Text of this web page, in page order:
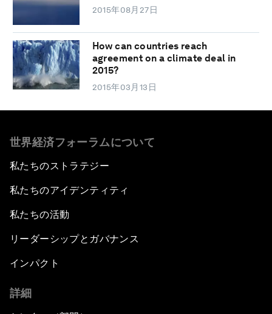
2015年08月27日
How can countries reach
agreement on a climate deal in
2015?
2015年03月13日
世界経済フォーラムについて
私たちのストラテジー
私たちのアイデンティティ
私たちの活動
リーダーシップとガバナンス
インパクト
詳細